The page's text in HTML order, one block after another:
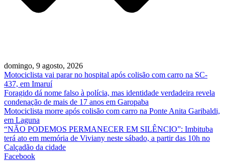
domingo, 9 agosto, 2026
Motociclista vai parar no hospital após colisão com carro na SC-
437, em Imaruí
Foragido dá nome falso à polícia, mas identidade verdadeira revela
condenação de mais de 17 anos em Garopaba
Motociclista morre após colisão com carro na Ponte Anita Garibaldi,
em Laguna
“NÃO PODEMOS PERMANECER EM SILÊNCIO”: Imbituba
terá ato em memória de Viviany neste sábado, a partir das 10h no
Calçadão da cidade
Facebook